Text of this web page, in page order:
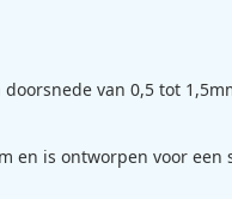
van 0,5 tot
en is ontworpen voor